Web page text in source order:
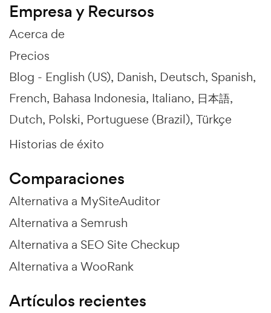
Empresa y Recursos
Acerca de
Precios
Blog - English (US) Danish Deutsch Spanish
French Bahasa Indonesia Italiano 日本語
Dutch Polski Portuguese (Brazil) Türkçe
Historias de éxito
Comparaciones
Alternativa a MySiteAuditor
Alternativa a Semrush
Alternativa a SEO Site Checkup
Alternativa a WooRank
Artículos recientes